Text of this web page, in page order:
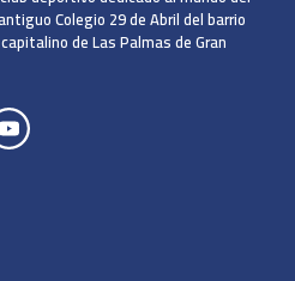
Colegio 29 de Abril del barrio
de Las Palmas de Gran